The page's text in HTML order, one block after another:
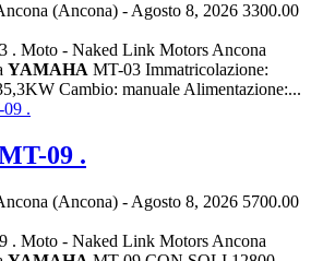
(Ancona) - Agosto 8, 2026 3300.00
. Moto - Naked Link Motors Ancona
YAMAHA MT-03 Immatricolazione:
Cambio: manuale Alimentazione:...
09 .
(Ancona) - Agosto 8, 2026 5700.00
. Moto - Naked Link Motors Ancona